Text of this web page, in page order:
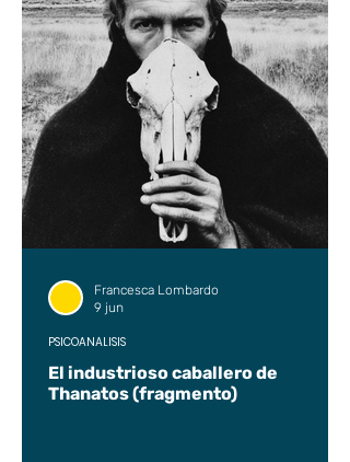
El industrioso caballero de
Thanatos (fragmento)
PSICOANÁLISIS
Francesca Lombardo
9 jun